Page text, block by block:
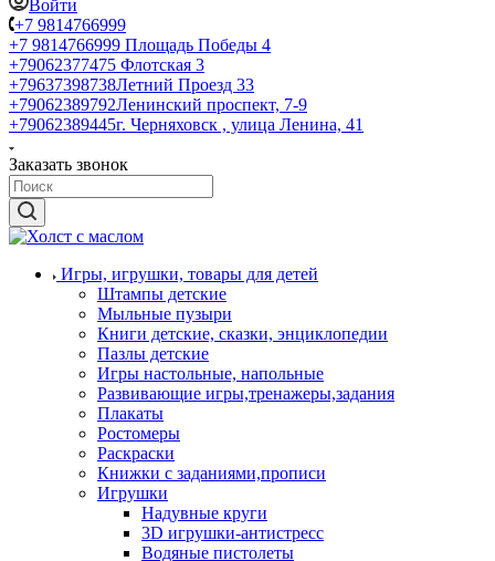
Войти
+7 9814766999
+7 9814766999 Площадь Победы 4
+79062377475 Флотская 3
+79637398738Летний Проезд 33
+79062389792Ленинский проспект, 7-9
+79062389445г. Черняховск , улица Ленина, 41
Заказать звонок
Игры, игрушки, товары для детей
Штампы детские
Мыльные пузыри
Книги детские, сказки, энциклопедии
Пазлы детские
Игры настольные, напольные
Развивающие игры,тренажеры,задания
Плакаты
Ростомеры
Раскраски
Книжки с заданиями,прописи
Игрушки
Надувные круги
3D игрушки-антистресс
Водяные пистолеты